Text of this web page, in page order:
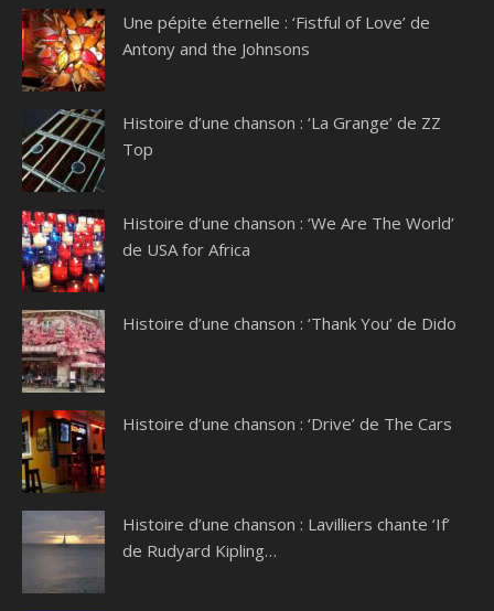
Une pépite éternelle : ‘Fistful of Love’ de
Antony and the Johnsons
Histoire d’une chanson : ‘La Grange’ de ZZ
Top
Histoire d’une chanson : ‘We Are The World’
de USA for Africa
Histoire d’une chanson : ‘Thank You’ de Dido
Histoire d’une chanson : ‘Drive’ de The Cars
Histoire d’une chanson : Lavilliers chante ‘If’
de Rudyard Kipling…